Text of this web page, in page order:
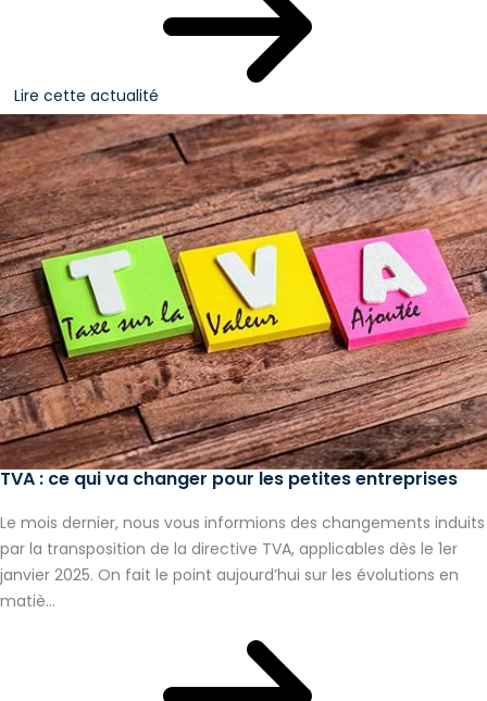
Lire cette actualité
TVA : ce qui va changer pour les petites entreprises
Le mois dernier, nous vous informions des changements induits
par la transposition de la directive TVA, applicables dès le 1er
janvier 2025. On fait le point aujourd’hui sur les évolutions en
matiè...